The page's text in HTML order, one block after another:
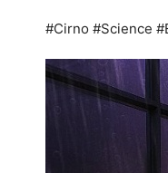
#Cirno #Science